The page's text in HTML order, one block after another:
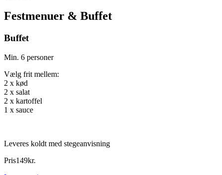
Festmenuer & Buffet
Buffet
Min. 6 personer
Vælg frit mellem:
2 x kød
2 x salat
2 x kartoffel
1 x sauce
Leveres koldt med stegeanvisning
Pris149kr.